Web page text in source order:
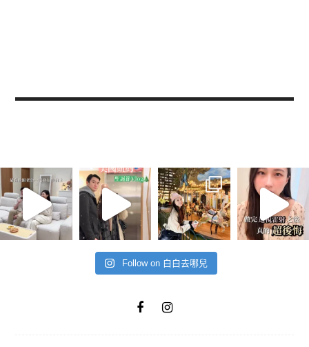
Follow on 白白去哪兒